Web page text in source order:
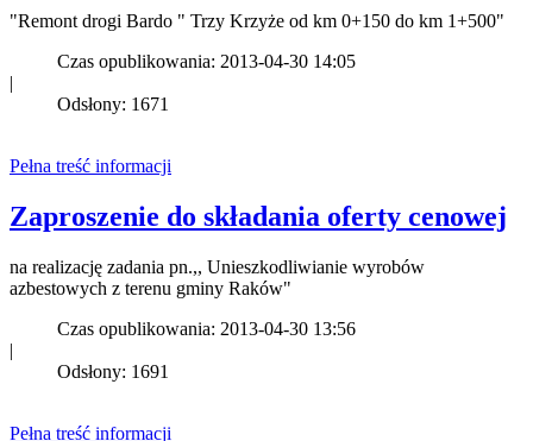
"Remont drogi Bardo " Trzy Krzyże od km 0+150 do km 1+500"
Czas opublikowania: 2013-04-30 14:05
|
Odsłony: 1671
Pełna treść informacji
Zaproszenie do składania oferty cenowej
na realizację zadania pn.,, Unieszkodliwianie wyrobów
azbestowych z terenu gminy Raków"
Czas opublikowania: 2013-04-30 13:56
|
Odsłony: 1691
Pełna treść informacji